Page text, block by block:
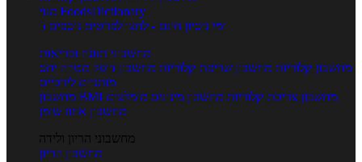
מנוי FoodsDictionary
5 ימי ניסיון חינם - לחצו לפרטים נוספים
מחשבוני תזונה ובריאות
מחשבון קלוריות מחשבון שריפת קלוריות מחשבון דופק מטרה יחס
מותניים לירכיים
מחשבון BMI
מחשבון צריכת קלוריות מחשבון מינונים מומלצים
מחשבון אחוז שומן
מחשבוני הריון ולידה
מחשבון הריון